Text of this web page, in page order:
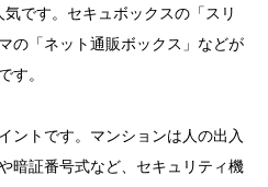
です。セキュボックスの「スリ
の「ネット通販ボックス」などが
す。
ントです。マンションは人の出入
暗証番号式など、セキュリティ機